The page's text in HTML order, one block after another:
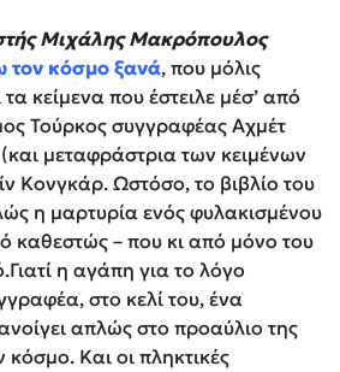
Μιχάλης Μακρόπουλος
τον κόσμο ξανά, που μόλις
κείμενα που έστειλε μέσ’ από
Τούρκος συγγραφέας Αχμέτ
μεταφράστρια των κειμένων
Κονγκάρ. Ωστόσο, το βιβλίο του
η μαρτυρία ενός φυλακισμένου
καθεστώς – που κι από μόνο του
η αγάπη για το λόγο
στο κελί του, ένα
απλώς στο προαύλιο της
Και οι πληκτικές